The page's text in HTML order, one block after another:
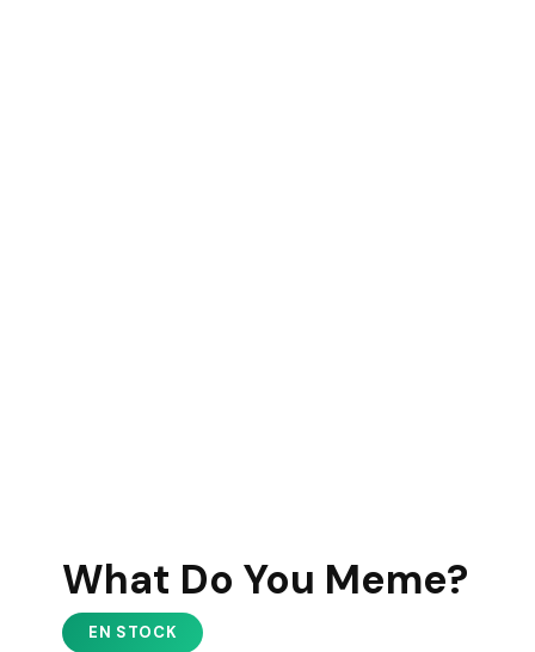
What Do You Meme?